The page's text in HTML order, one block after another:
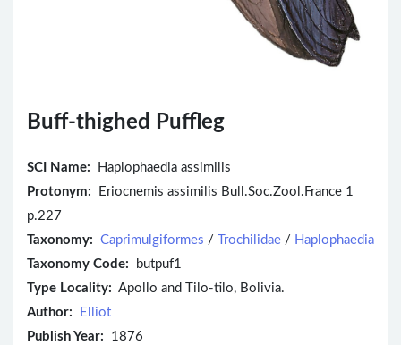
Buff-thighed Puffleg
SCI Name:
Haplophaedia assimilis
Protonym: Eriocnemis assimilis Bull.Soc.Zool.France 1
p.227
Taxonomy: Caprimulgiformes / Trochilidae / Haplophaedia
Taxonomy Code: butpuf1
Type Locality: Apollo and Tilo-tilo, Bolivia.
Author:
Elliot
Publish Year: 1876